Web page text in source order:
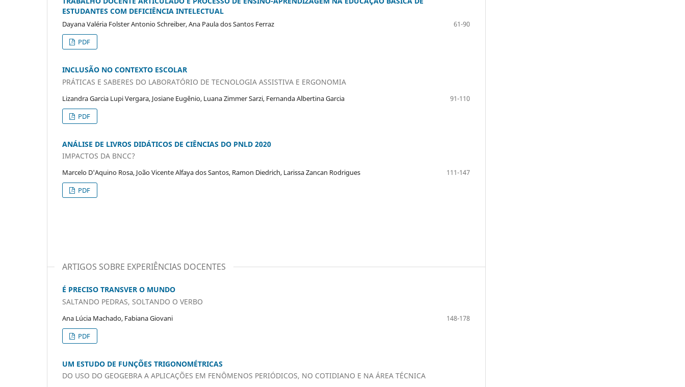
ESTUDANTES COM DEFICIÊNCIA INTELECTUAL
Dayana Valéria Folster Antonio Schreiber, Ana Paula dos Santos Ferraz
61-90
PDF
INCLUSÃO NO CONTEXTO ESCOLAR
PRÁTICAS E SABERES DO LABORATÓRIO DE TECNOLOGIA ASSISTIVA E ERGONOMIA
Lizandra Garcia Lupi Vergara, Josiane Eugênio, Luana Zimmer Sarzi, Fernanda Albertina Garcia
91-110
PDF
ANÁLISE DE LIVROS DIDÁTICOS DE CIÊNCIAS DO PNLD 2020
IMPACTOS DA BNCC?
Marcelo D'Aquino Rosa, João Vicente Alfaya dos Santos, Ramon Diedrich, Larissa Zancan Rodrigues
111-147
PDF
ARTIGOS SOBRE EXPERIÊNCIAS DOCENTES
É PRECISO TRANSVER O MUNDO
SALTANDO PEDRAS, SOLTANDO O VERBO
Ana Lúcia Machado, Fabiana Giovani
148-178
PDF
UM ESTUDO DE FUNÇÕES TRIGONOMÉTRICAS
DO USO DO GEOGEBRA A APLICAÇÕES EM FENÔMENOS PERIÓDICOS, NO COTIDIANO E NA ÁREA TÉCNICA